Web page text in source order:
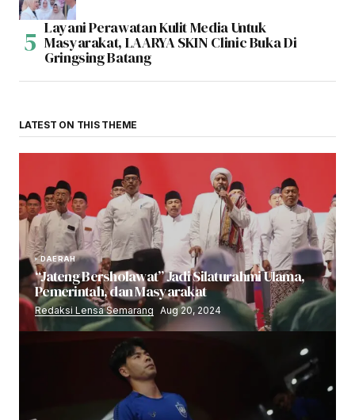
Layani Perawatan Kulit Media Untuk
Masyarakat, LAARYA SKIN Clinic Buka Di
Gringsing Batang
LATEST ON THIS THEME
DAERAH
“Jateng Bersholawat” Jadi Silaturahmi Ulama,
Pemerintah, dan Masyarakat
Redaksi Lensa Semarang Aug 20, 2024